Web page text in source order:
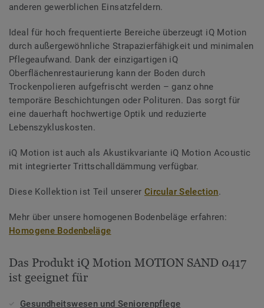
anderen gewerblichen Einsatzfeldern.
Ideal für hoch frequentierte Bereiche überzeugt iQ Motion
durch außergewöhnliche Strapazierfähigkeit und minimalen
Pflegeaufwand. Dank der einzigartigen iQ
Oberflächenrestaurierung kann der Boden durch
Trockenpolieren aufgefrischt werden – ganz ohne
temporäre Beschichtungen oder Polituren. Das sorgt für
eine dauerhaft hochwertige Optik und reduzierte
Lebenszykluskosten.
iQ Motion ist auch als Akustikvariante iQ Motion Acoustic
mit integrierter Trittschalldämmung verfügbar.
Diese Kollektion ist Teil unserer Circular Selection.
Mehr über unsere homogenen Bodenbeläge erfahren:
Homogene Bodenbeläge
Das Produkt iQ Motion MOTION SAND 0417
ist geeignet für
Gesundheitswesen und Seniorenpflege